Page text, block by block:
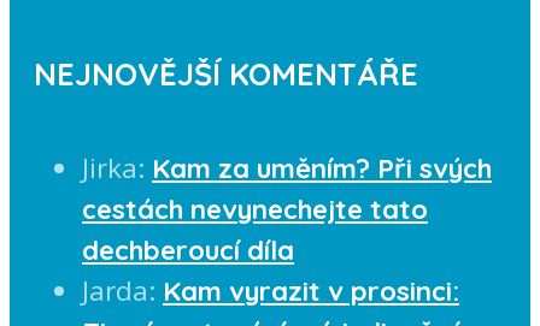
NEJNOVĚJŠÍ KOMENTÁŘE
Jirka: Kam za uměním? Při svých
cestách nevynechejte tato
dechberoucí díla
Jarda: Kam vyrazit v prosinci: